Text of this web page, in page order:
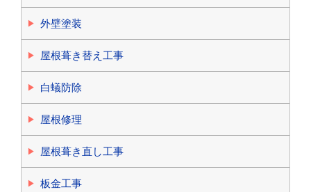
外壁塗装
屋根葺き替え工事
白蟻防除
屋根修理
屋根葺き直し工事
板金工事